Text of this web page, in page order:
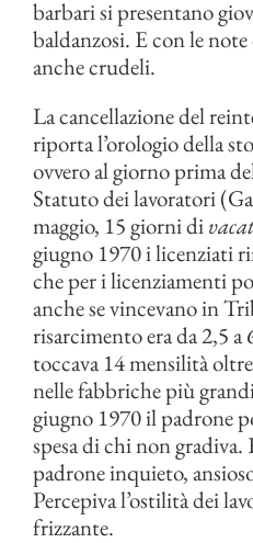
barbari si presentano
baldanzosi. E con le note
anche crudeli.
La cancellazione del
riporta l’orologio della
ovvero al giorno prima
Statuto dei lavoratori
maggio, 15 giorni di
giugno 1970 i licenziati
che per i licenziamenti
anche se vincevano in
risarcimento era da 2,5
toccava 14 mensilità
nelle fabbriche più
giugno 1970 il padrone
spesa di chi non gradiva.
padrone inquieto,
Percepiva l’ostilità dei
frizzante.